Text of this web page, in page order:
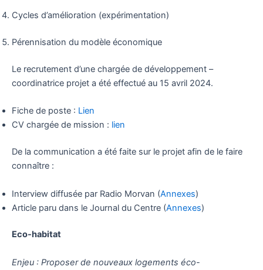
Cycles d’amélioration (expérimentation)
Pérennisation du modèle économique
Le recrutement d’une chargée de développement –
coordinatrice projet a été effectué au 15 avril 2024.
Fiche de poste : Lien
CV chargée de mission : lien
De la communication a été faite sur le projet afin de le faire
connaître :
Interview diffusée par Radio Morvan (Annexes)
Article paru dans le Journal du Centre (Annexes)
Eco-habitat
Enjeu : Proposer de nouveaux logements éco-